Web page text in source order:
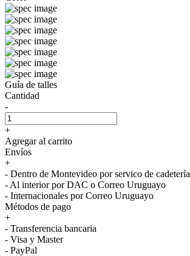
Guía de talles
Cantidad
-
+
Agregar al carrito
Envíos
+
- Dentro de Montevideo por servico de cadetería
- Al interior por DAC o Correo Uruguayo
- Internacionales por Correo Uruguayo
Métodos de pago
+
- Transferencia bancaria
- Visa y Master
- PayPal